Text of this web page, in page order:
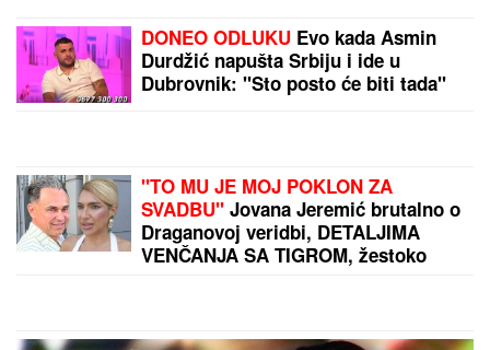
ženom, sada će mu biti PRVA
KOMŠINICA - pokazali koliko su i
dalje bliski!